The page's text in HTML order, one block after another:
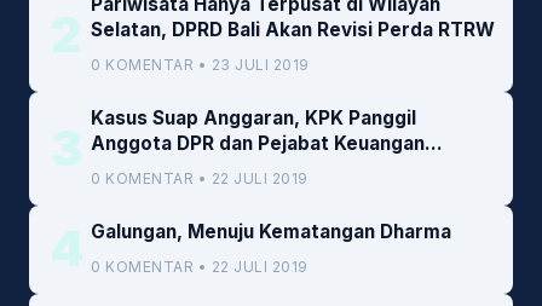
2 Selatan, DPRD Bali Akan Revisi Perda RTRW
0 KOMENTAR • 23 JULI 2019
3
Kasus Suap Anggaran, KPK Panggil
Anggota DPR dan Pejabat Keuangan
Kemenkeu
0 KOMENTAR • 22 JULI 2019
4 Galungan, Menuju Kematangan Dharma
0 KOMENTAR • 22 JULI 2019